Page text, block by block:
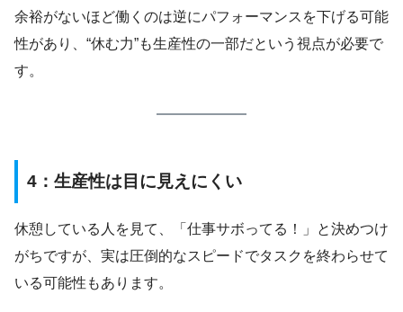
余裕がないほど働くのは逆にパフォーマンスを下げる可能
性があり、“休む力”も生産性の一部だという視点が必要で
す。
4：生産性は目に見えにくい
休憩している人を見て、「仕事サボってる！」と決めつけ
がちですが、実は圧倒的なスピードでタスクを終わらせて
いる可能性もあります。